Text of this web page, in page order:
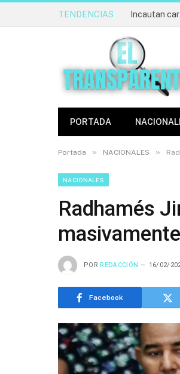
TENDENCIAS
PORTADA
Portada » NACIONALES »
NACIONALES
Radhamés
POR REDACCIÓN 16/02/
Facebook